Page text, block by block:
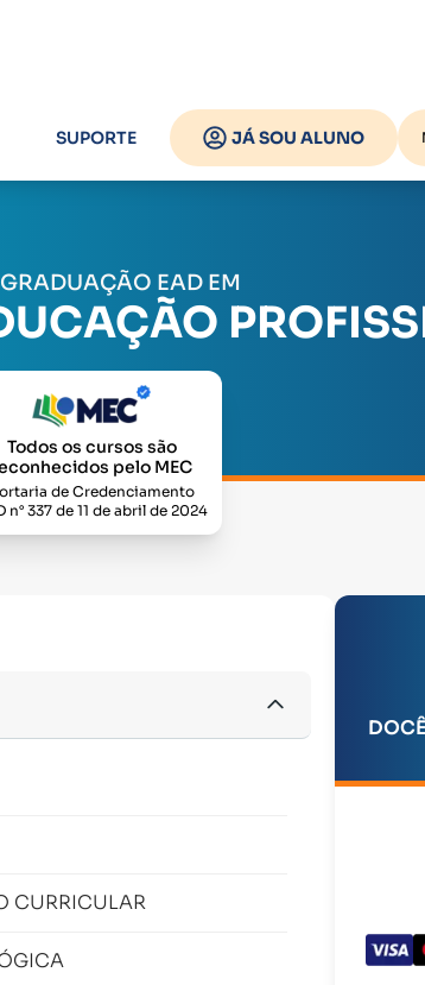
SUPORTE JÁ SOU ALUNO
EAD EM
Todos os cursos são
pelo MEC
de Credenciamento
n° 337 de 11 de abril de 2024
CURRICULAR